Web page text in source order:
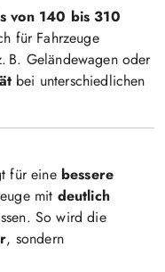
von 140 bis 310
für Fahrzeuge
B. Geländewagen oder
bei unterschiedlichen
für eine bessere
mit deutlich
So wird die
, sondern